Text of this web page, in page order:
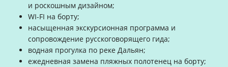
и роскошным дизайном;
WI-FI на борту;
насыщенная экскурсионная программа и
сопровождение русскоговорящего гида;
водная прогулка по реке Дальян;
ежедневная замена пляжных полотенец на борту;